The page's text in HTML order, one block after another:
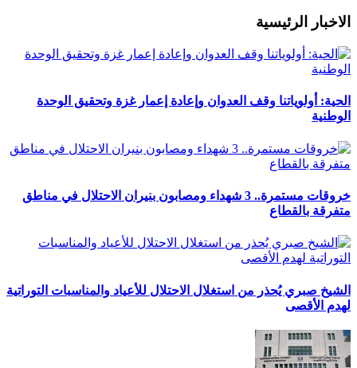
الاخبار الرئيسية
الحية: أولوياتنا وقف العدوان وإعادة إعمار غزة وتحقيق الوحدة
الوطنية
خروقات مستمرة.. 3 شهداء ومصابون بنيران الاحتلال في مناطق
متفرقة بالقطاع
الشيخ صبري يُحذر من استغلال الاحتلال للأعياد والمناسبات التوراتية
لهدم الأقصى